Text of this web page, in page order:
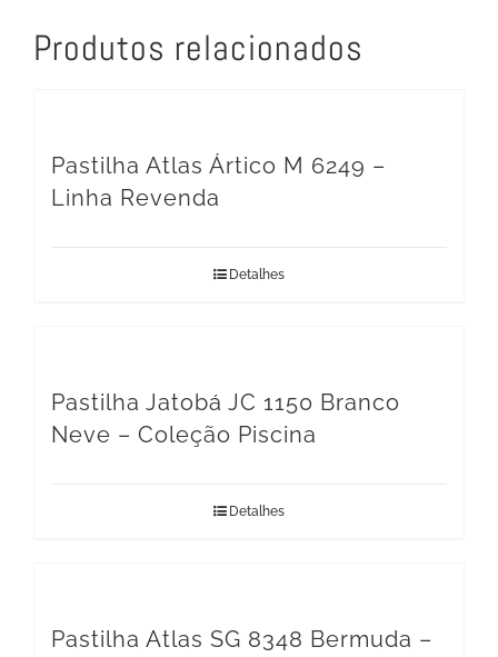
Produtos relacionados
Pastilha Atlas Ártico M 6249 –
Linha Revenda
Detalhes
Pastilha Jatobá JC 1150 Branco
Neve – Coleção Piscina
Detalhes
Pastilha Atlas SG 8348 Bermuda –